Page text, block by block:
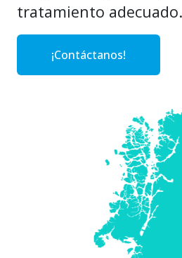
tratamiento adecuado.
¡Contáctanos!